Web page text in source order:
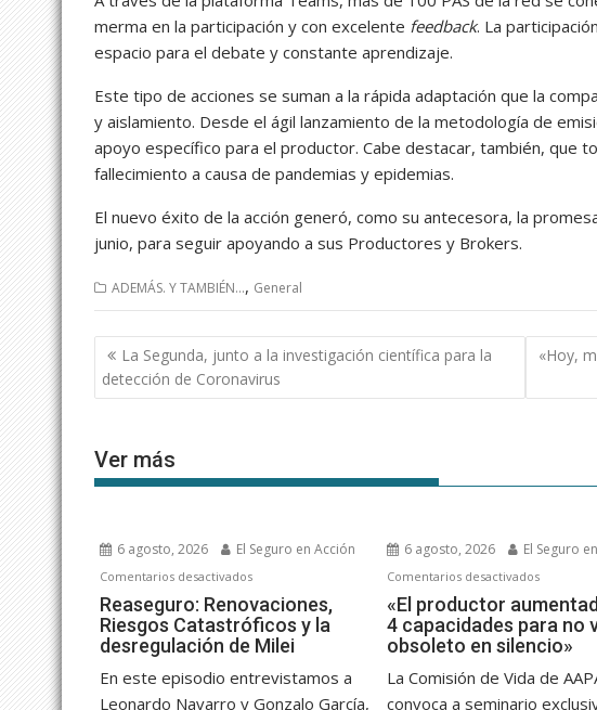
merma en la participación y con excelente feedback. La
espacio para el debate y constante aprendizaje.
Este tipo de acciones se suman a la rápida adaptación que la
y aislamiento. Desde el ágil lanzamiento de la metodología de
apoyo específico para el productor. Cabe destacar, también, que
fallecimiento a causa de pandemias y epidemias.
El nuevo éxito de la acción generó, como su antecesora, la
junio, para seguir apoyando a sus Productores y Brokers.
ADEMÁS. Y TAMBIÉN..., General
Navegación
de
entradas
La Segunda, junto a la investigación científica para la
detección de Coronavirus
«Hoy,
Ver más
6 agosto, 2026 El Seguro en Acción
Comentarios desactivadosen
Reaseguro:
Renovaciones,
Riesgos
Catastróficos
Reaseguro: Renovaciones,
Riesgos Catastróficos y la
desregulación de Milei
En este episodio entrevistamos a
Leonardo Navarro y Gonzalo García,
6 agosto, 2026 El Seguro
Comentarios desactivadosen
«El
Las
«El productor
4 capacidades para no
obsoleto en silencio»
La Comisión de Vida de
convoca a seminario